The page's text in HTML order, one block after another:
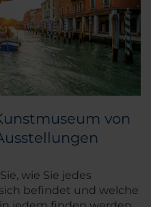
von
wie Sie jedes
befindet und welche